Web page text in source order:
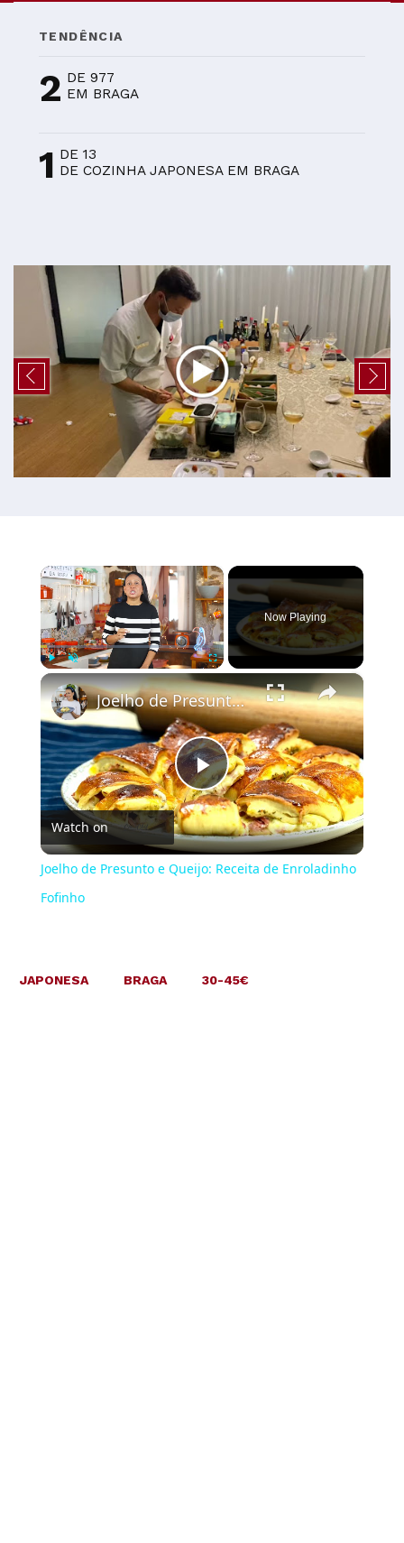
TENDÊNCIA
2 DE 977
EM BRAGA
1 DE 13
DE COZINHA JAPONESA EM BRAGA
×
Play Unmute
Now Playing
×
Play
Video
Joelho de Presunto e Queijo: Receita de Enroladinho Fofinho
Watch on
Joelho de Presunto e Queijo: Receita de Enroladinho
Fofinho
JAPONESA BRAGA 30-45€